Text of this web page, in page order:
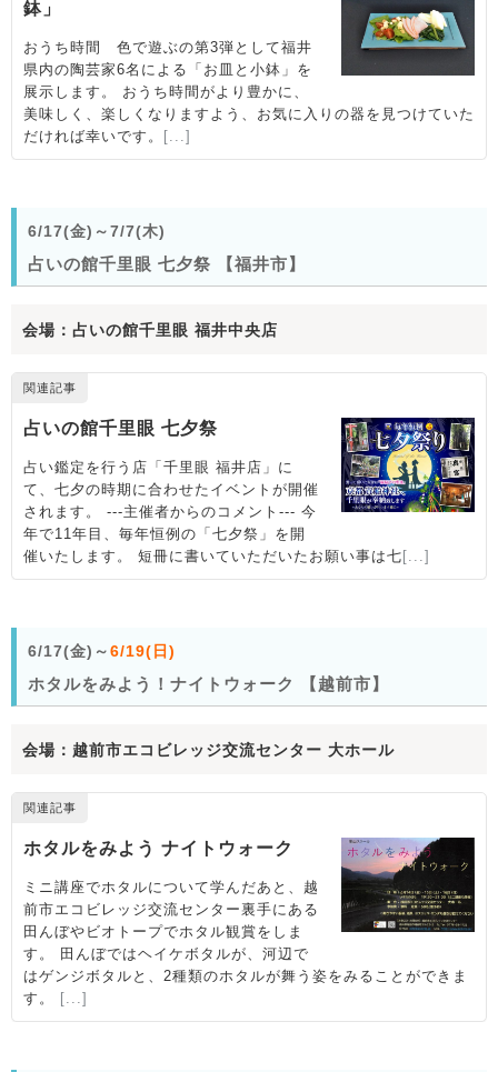
6/17(金)～7/7(木)
占いの館千里眼 七夕祭 【福井市】
会場：占いの館千里眼 福井中央店
6/17(金)～6/19(日)
ホタルをみよう！ナイトウォーク 【越前市】
会場：越前市エコビレッジ交流センター 大ホール